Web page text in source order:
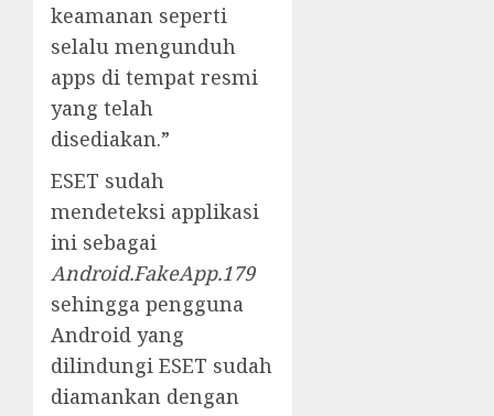
keamanan seperti
selalu mengunduh
apps di tempat resmi
yang telah
disediakan.”
ESET sudah
mendeteksi applikasi
ini sebagai
Android.FakeApp.179
sehingga pengguna
Android yang
dilindungi ESET sudah
diamankan dengan